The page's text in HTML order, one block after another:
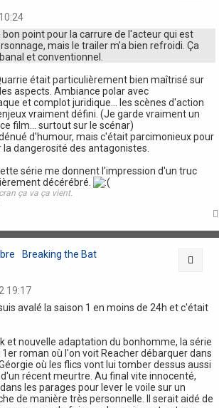
bon point pour la carrure de l'acteur qui est
mais le trailer m'a bien refroidi. Ça
et conventionnel.
était particulièrement bien maîtrisé sur
aspects. Ambiance polar avec
et complot juridique... les scènes d'action
vraiment défini. (Je garde vraiment un
film... surtout sur le scénar)
d'humour, mais c'était parcimonieux pour
la dangerosité des antagonistes.
série me donnent l'impression d'un truc
décérébré.
ça va ça vient.
Breaking the Bat
19:17
avalé la saison 1 en moins de 24h et c'était
et nouvelle adaptation du bonhomme, la série
roman où l'on voit Reacher débarquer dans
où les flics vont lui tomber dessus aussi
récent meurtre. Au final vite innocenté,
les parages pour lever le voile sur un
de manière très personnelle. Il serait aidé de